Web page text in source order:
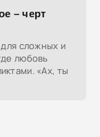
– черт
сложных и
любовь
«Ах, ты